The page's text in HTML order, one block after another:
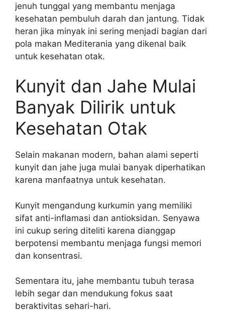
jenuh tunggal yang membantu menjaga
kesehatan pembuluh darah dan jantung. Tidak
heran jika minyak ini sering menjadi bagian dari
pola makan Mediterania yang dikenal baik
untuk kesehatan otak.
Kunyit dan Jahe Mulai
Banyak Dilirik untuk
Kesehatan Otak
Selain makanan modern, bahan alami seperti
kunyit dan jahe juga mulai banyak diperhatikan
karena manfaatnya untuk kesehatan.
Kunyit mengandung kurkumin yang memiliki
sifat anti-inflamasi dan antioksidan. Senyawa
ini cukup sering diteliti karena dianggap
berpotensi membantu menjaga fungsi memori
dan konsentrasi.
Sementara itu, jahe membantu tubuh terasa
lebih segar dan mendukung fokus saat
beraktivitas sehari-hari.